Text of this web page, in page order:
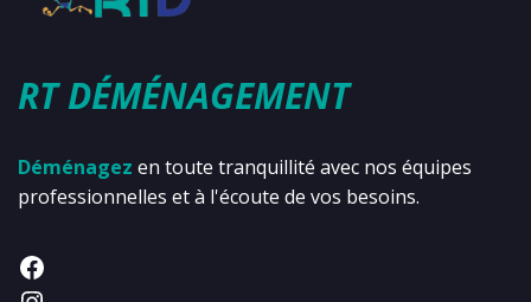
RT DÉMÉNAGEMENT
Déménagez en toute tranquillité avec nos équipes
professionnelles et à l'écoute de vos besoins.